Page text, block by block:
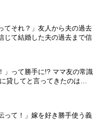
てそれ？」友人から夫の過去
じて結婚した夫の過去まで信
」って勝手に!? ママ友の常識
貸してと言ってきたのは…
って！」嫁を好き勝手使う義